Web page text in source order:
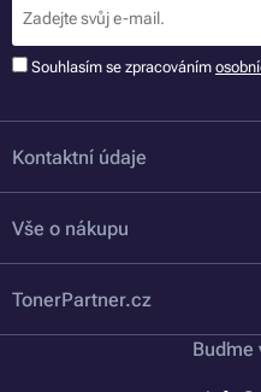
Souhlasím se zpracováním
Kontaktní údaje
Vše o nákupu
TonerPartner.cz
Buďme